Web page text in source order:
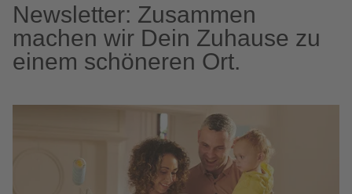
Newsletter: Zusammen
machen wir Dein Zuhause zu
einem schöneren Ort.